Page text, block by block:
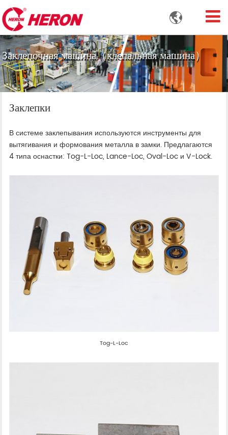

Заклепочная машина（клепальная машина）
Заклепки
В системе заклепывания используются инструменты для
вытягивания и формования металла в замки. Предлагаются
4 типа оснастки: Tog-L-Loc, Lance-Loc, Oval-Loc и V-Lock.
Tog-L-Loc